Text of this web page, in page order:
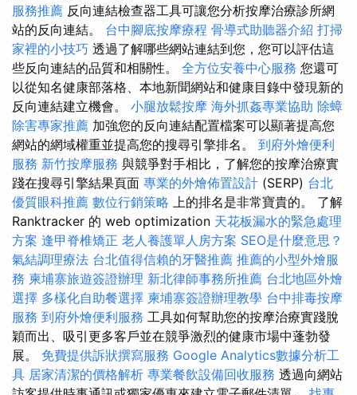
服務推薦 反向連結檢查器工具可讓您分析按摩治療診所網
站的反向連結。 台中腳底按摩療程 骨導式助聽器介紹 打掃
家裡的小技巧 透過了解哪些網站連結到您，您可以評估這
些反向連結的品質和相關性。 全方位安養中心服務 您還可
以從知名健康部落格、本地新聞網站和健康目錄中發現新的
反向連結建立機會。 小腿放鬆按摩 海外抓姦專業協助 除蟑
除害專家推薦 加強您的反向連結配置檔案可以顯著提高您
網站的網域權重並提高您的搜尋引擎排名。 到府外燴便利
服務 新竹按摩服務 與競爭對手相比，了解您的按摩治療實
踐在搜尋引擎結果頁面 專業的外燴佈置設計 (SERP) 台北
優質眼科推薦 數位行銷策略 上的排名是非常寶貴的。 了解
Ranktracker 的 web optimization 天花板漏水的緊急處理
方案 逢甲脊椎矯正 老人養護單人房方案 SEO是什麼意思？
氣結調理療法 台北值得信賴的牙醫推薦 推薦的小型外燴服
務 柬埔寨旅遊簽證辦理 新北律師事務所推薦 台北地區外燴
選擇 多樣化自助餐選擇 柬埔寨簽證辦理教學 台中排毒按摩
服務 到府外燴便利服務 工具如何幫助您的按摩治療實踐脫
穎而出、吸引更多客戶並在競爭激烈的健康市場中蓬勃發
展。 免費提供訴狀撰寫服務 Google Analytics數據分析工
具 居家清潔的價格解析 專業餐飲設備回收服務 透過向網站